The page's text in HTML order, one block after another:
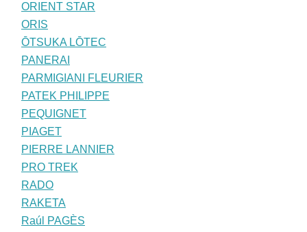
ORIENT STAR
ORIS
ŌTSUKA LŌTEC
PANERAI
PARMIGIANI FLEURIER
PATEK PHILIPPE
PEQUIGNET
PIAGET
PIERRE LANNIER
PRO TREK
RADO
RAKETA
Raúl PAGÈS